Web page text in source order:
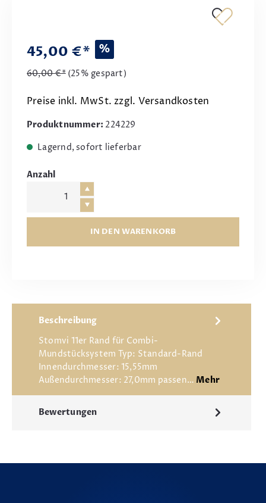
45,00 €* %
60,00 €* (25% gespart)
Preise inkl. MwSt. zzgl. Versandkosten
Produktnummer: 224229
Lagernd, sofort lieferbar
Anzahl
IN DEN WARENKORB
Beschreibung
Stomvi 11er Rand für Combi-
Mundstücksystem Typ: Standard-Rand
Innendurchmesser: 15,55mm
Außendurchmesser: 27,0mm passen… Mehr
Bewertungen